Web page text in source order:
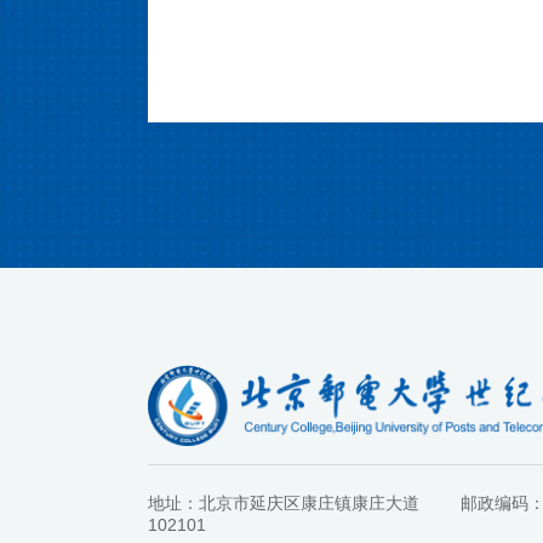
地址：北京市延庆区康庄镇康庄大道
邮政编码
102101